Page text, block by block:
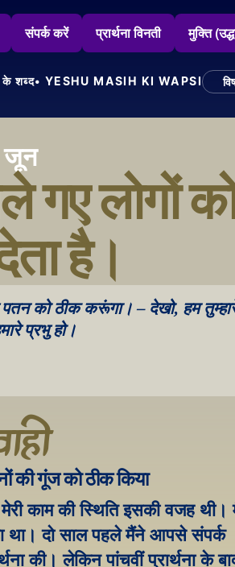
संपर्क करें प्रार्थना विनती मुक्ति
के शब्द• YESHU MASIH KI WAPSI
गए लोगों
है।
को ठीक करूंगा। – देखो, हम
प्रभु हो।
की गूंज को ठीक किया
काम की स्थिति इसकी वजह थी।
था। दो साल पहले मैंने आपसे संपर्क
की। लेकिन पांचवीं प्रार्थना के